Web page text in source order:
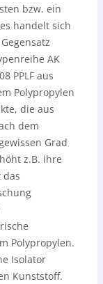
bzw. ein
handelt sich
AK
PPLF aus
Polypropylen
die aus
dem
Grad
z.B. ihre
das
Polypropylen.
Isolator
Kunststoff.